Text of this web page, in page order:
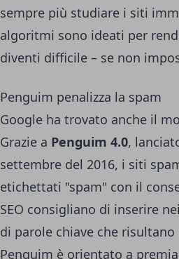
sempre più studiare i siti
algoritmi sono ideati per
diventi difficile – se non
Penguim penalizza la spam
Google ha trovato anche il
Grazie a Penguim 4.0,
settembre del 2016, i siti
etichettati "spam" con il
SEO consigliano di inserire
di parole chiave che
Penguim è orientato a